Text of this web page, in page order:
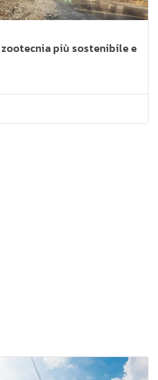
zootecnia più sostenibile e